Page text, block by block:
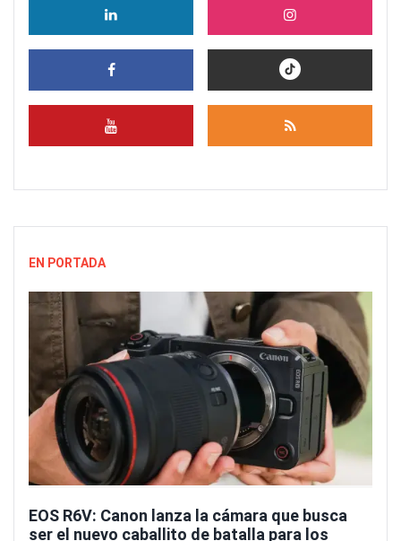
EN PORTADA
EOS R6V: Canon lanza la cámara que busca
ser el nuevo caballito de batalla para los